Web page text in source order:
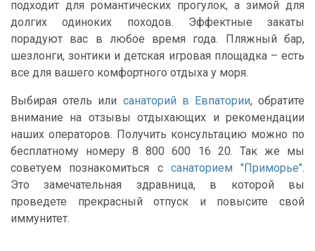
подходит для романтических прогулок, а зимой для
долгих одиноких походов. Эффектные закаты
порадуют вас в любое время года. Пляжный бар,
шезлонги, зонтики и детская игровая площадка – есть
все для вашего комфортного отдыха у моря.
Выбирая отель или санаторий в Евпатории, обратите
внимание на отзывы отдыхающих и рекомендации
наших операторов. Получить консультацию можно по
бесплатному номеру 8 800 600 16 20. Так же мы
советуем познакомиться с санаторием "Приморье".
Это замечательная здравница, в которой вы
проведете прекрасный отпуск и повысите свой
иммунитет.